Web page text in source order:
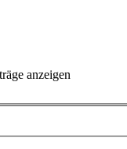
anzeigen